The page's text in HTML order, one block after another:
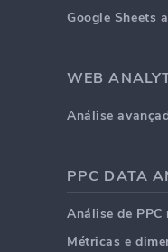
Google Sheets
WEB
Análise
PPC DATA
Análise de
Métricas e